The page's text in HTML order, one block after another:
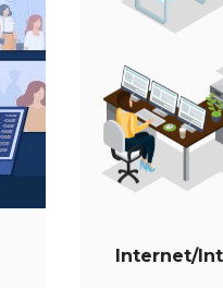
Internet/